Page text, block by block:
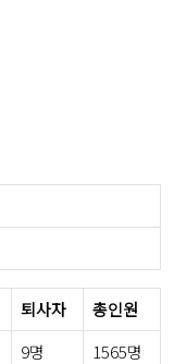
퇴사자
총인원
9명
1565명